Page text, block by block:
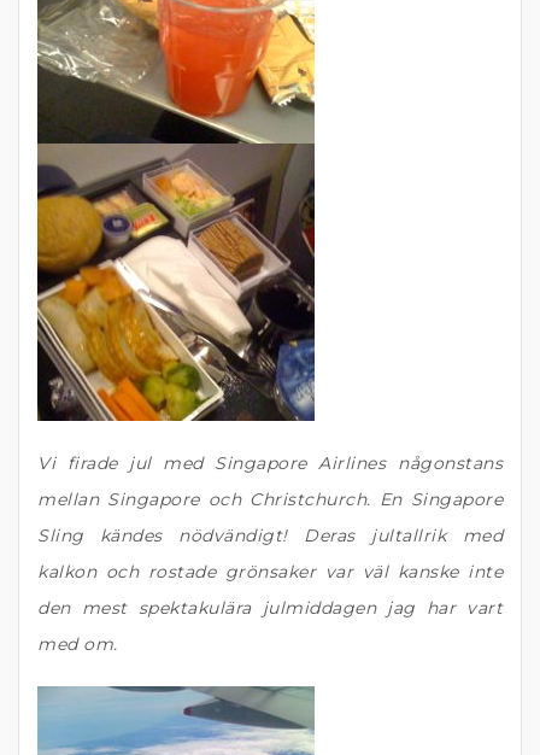
Vi firade jul med Singapore Airlines någonstans
mellan Singapore och Christchurch. En Singapore
Sling kändes nödvändigt! Deras jultallrik med
kalkon och rostade grönsaker var väl kanske inte
den mest spektakulära julmiddagen jag har vart
med om.